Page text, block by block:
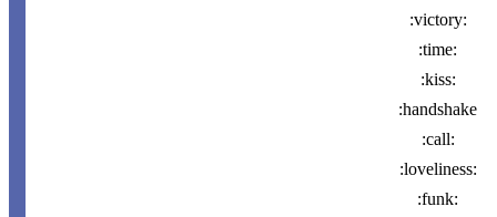
:victory:
:time:
:kiss:
:handshake
:call:
:loveliness:
:funk: